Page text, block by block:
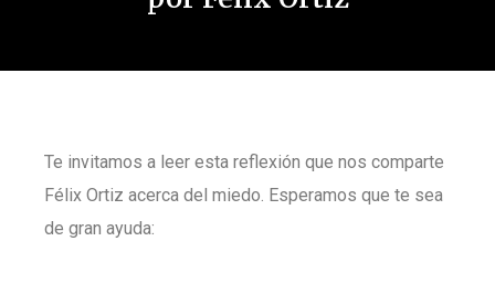
Te invitamos a leer esta reflexión que nos comparte
Félix Ortiz acerca del miedo. Esperamos que te sea
de gran ayuda: